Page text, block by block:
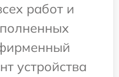
работ и
устройства